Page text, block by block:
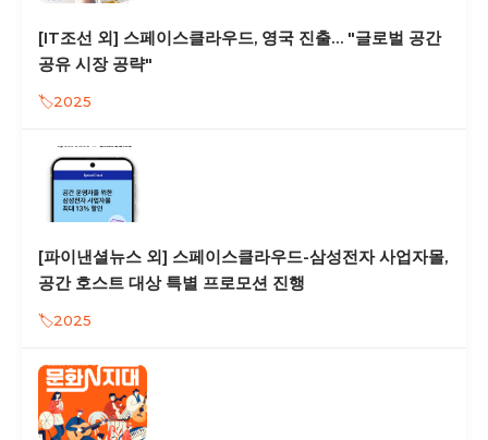
[IT조선 외] 스페이스클라우드, 영국 진출… "글로벌 공간
공유 시장 공략"
2025
[파이낸셜뉴스 외] 스페이스클라우드-삼성전자 사업자몰,
공간 호스트 대상 특별 프로모션 진행
2025